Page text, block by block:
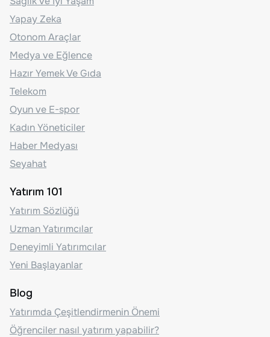
Yapay Zeka
Otonom Araçlar
Medya ve Eğlence
Hazır Yemek Ve Gıda
Telekom
Oyun ve E-spor
Kadın Yöneticiler
Haber Medyası
Seyahat
Yatırım 101
Yatırım Sözlüğü
Uzman Yatırımcılar
Deneyimli Yatırımcılar
Yeni Başlayanlar
Blog
Yatırımda Çeşitlendirmenin Önemi
Öğrenciler nasıl yatırım yapabilir?